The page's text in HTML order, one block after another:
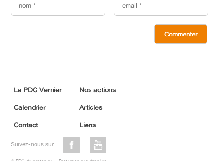
Le PDC Vernier Nos actions
Calendrier Articles
Contact Liens
Suivez-nous sur